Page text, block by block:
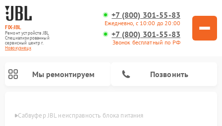
FIX-JBL
Ремонт устройств JBL
Специализированный
cервисный центр г.
Новокузнецк
+7 (800) 301-55-83
Ежедневно, с 10:00 до 20:00
+7 (800) 301-55-83
Звонок бесплатный по РФ
Мы ремонтируем Позвонить
Сабвуфер JBL неисправность блока питания